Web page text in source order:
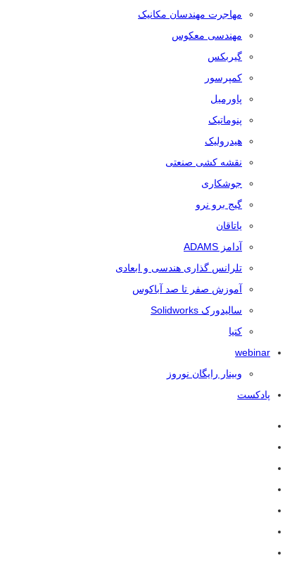
مهاجرت مهندسان مکانیک
مهندسی معکوس
گیربکس
کمپرسور
پاورمیل
پنوماتیک
هیدرولیک
نقشه کشی صنعتی
جوشکاری
گیج برو نرو
یاتاقان
آدامز ADAMS
تلرانس‌ گذاری هندسی و ابعادی
آموزش صفر تا صد آباکوس
سالیدورک Solidworks
کتیا
webinar
وبینار رایگان نوروز
پادکست